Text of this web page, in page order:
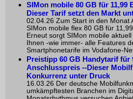
SIMon mobile 80 GB für 11,99
Dieser Tarif setzt den Markt
02.04.26 Zum Start in den Monat
SIMon mobile flex 80 GB für
Erneut sorgt SIMon mobile
Ihnen -wie immer- alle Features
Smartphonetarife im Vodafone-
Preistipp 60 GB Handytarif für
Anschlusspreis --Dieser
Konkurrenz unter Druck
16.03.26 Der deutsche
umkämpftesten Branchen im